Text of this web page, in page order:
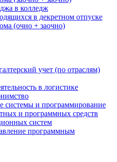
в колледж
в декретном отпуске
(очно + заочно)
учет (по отраслям)
в логистике
и программирование
и программных средств
систем
программным